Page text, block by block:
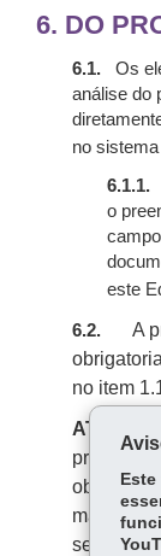
6. DO
6.1.
Os
análise do
no sistema
6.1.1.
o
este
6.2.
A
no item
projetos
segmento